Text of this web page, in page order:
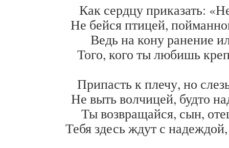
Как сердцу приказать:
Не бейся птицей,
Ведь на кону ранение
Того, кого ты любишь
Припасть к плечу, но
Не выть волчицей, будто
Ты возвращайся, сын,
Тебя здесь ждут с